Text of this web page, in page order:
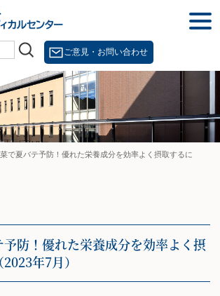
ご意見・お問い合わせ
で夏バテ予防！優れた栄養成分を効率よく摂取するに
防！優れた栄養成分を効率よく摂
年7月）